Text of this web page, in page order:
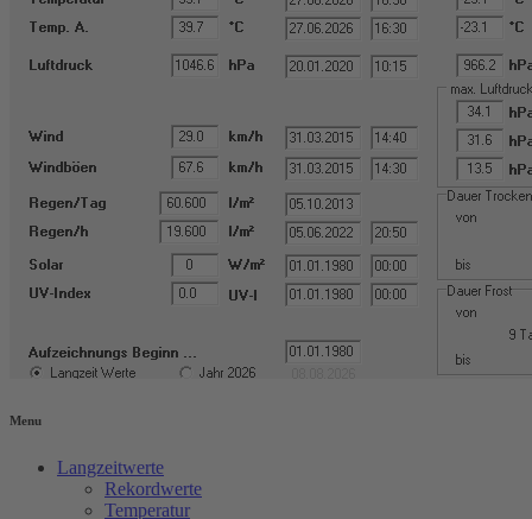
Menu
Langzeitwerte
Rekordwerte
Temperatur